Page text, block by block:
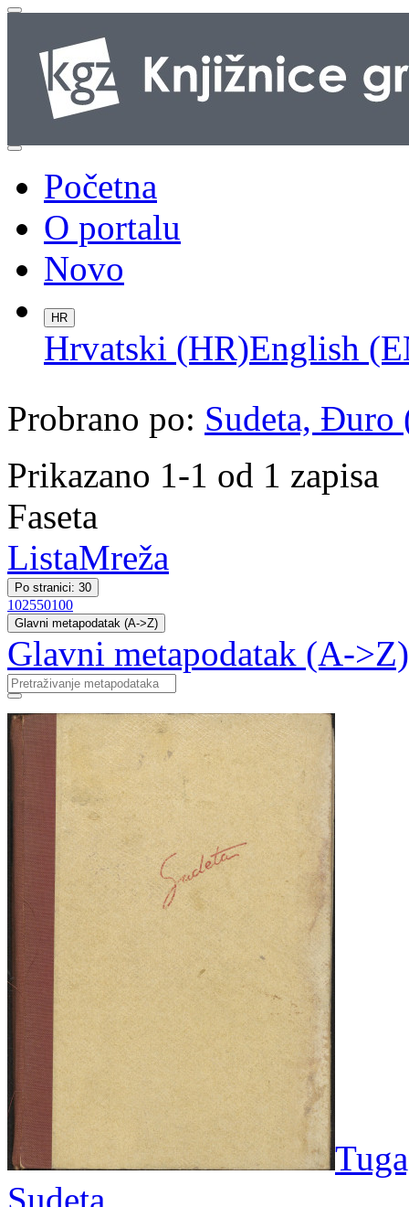
Početna
O portalu
Novo
HR
Hrvatski (HR)English
Probrano po: Sudeta, Đuro
Prikazano 1-1 od 1 zapisa
Faseta
ListaMreža
Po stranici: 30
102550100
Glavni metapodatak (A->Z)
Glavni metapodatak (A->Z)